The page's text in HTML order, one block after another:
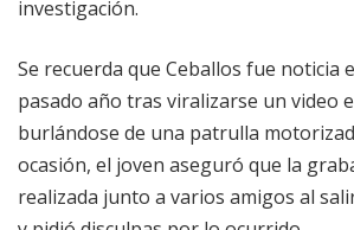
investigación.
Se recuerda que Ceballos fue noticia
pasado año tras viralizarse un video
burlándose de una patrulla
ocasión, el joven aseguró que la
realizada junto a varios amigos al